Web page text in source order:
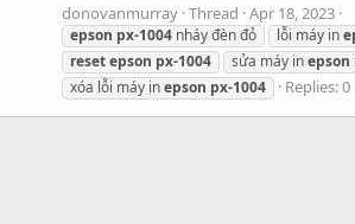
donovanmurray Thread Apr 18, 2023
epson px-1004 nháy đèn đỏ lỗi máy in
resetepson px-1004 sửa máy inepson
xóa lỗi máy inepson px-1004 Replies: 0